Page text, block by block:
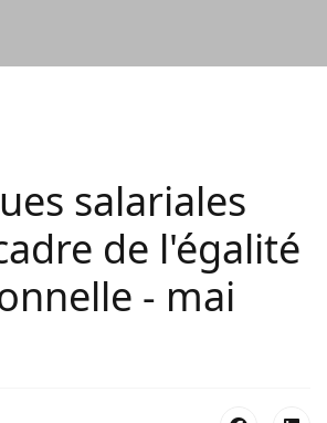
salariales
de l'égalité
- mai